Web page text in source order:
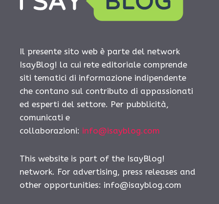
Il presente sito web è parte del network
IsayBlog! la cui rete editoriale comprende
siti tematici di informazione indipendente
che contano sul contributo di appassionati
ed esperti del settore. Per pubblicità,
comunicati e
collaborazioni: info@isayblog.com
This website is part of the IsayBlog!
network. For advertising, press releases and
other opportunities: info@isayblog.com